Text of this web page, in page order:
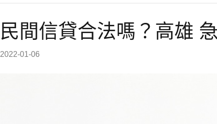
民間信貸合法嗎？高雄
2022-01-06